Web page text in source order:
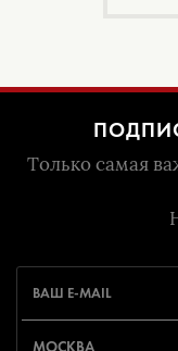
Только самая